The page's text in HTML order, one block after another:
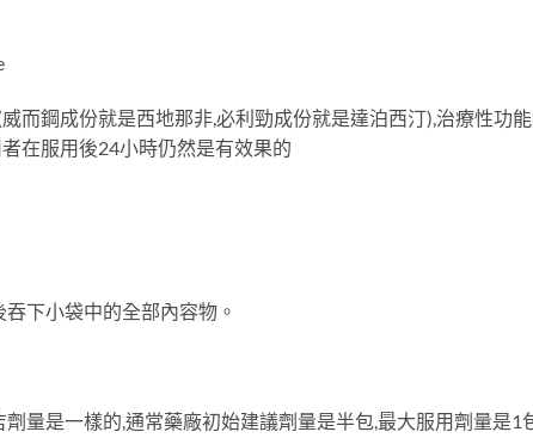
而鋼成份就是西地那非,必利勁成份就是達泊西汀),治療性功
在服用後24小時仍然是有效果的
下小袋中的全部內容物。
量是一樣的,通常藥廠初始建議劑量是半包,最大服用劑量是1